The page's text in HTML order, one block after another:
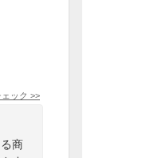
ック >>
商